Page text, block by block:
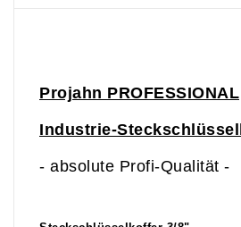
Projahn PROFESSIONAL
Industrie-
- absolute Profi-Qualität -